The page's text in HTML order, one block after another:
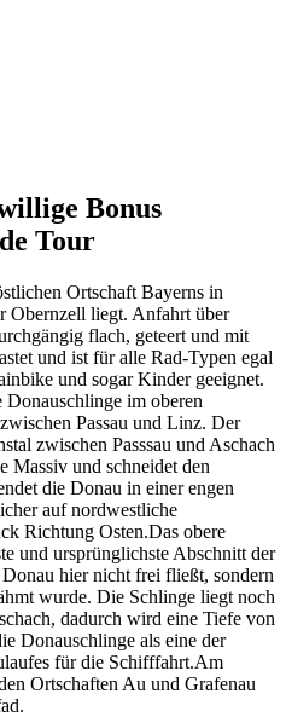
Bonus
Tour
Ortschaft Bayerns in
Obernzell liegt. Anfahrt über
flach, geteert und mit
und ist für alle Rad-Typen egal
und sogar Kinder geeignet.
im oberen
Passau und Linz. Der
zwischen Passsau und Aschach
Massiv und schneidet den
die Donau in einer engen
auf nordwestliche
Richtung Osten.Das obere
und ursprünglichste Abschnitt der
hier nicht frei fließt, sondern
wurde. Die Schlinge liegt noch
dadurch wird eine Tiefe von
Donauschlinge als eine der
für die Schifffahrt.Am
Ortschaften Au und Grafenau